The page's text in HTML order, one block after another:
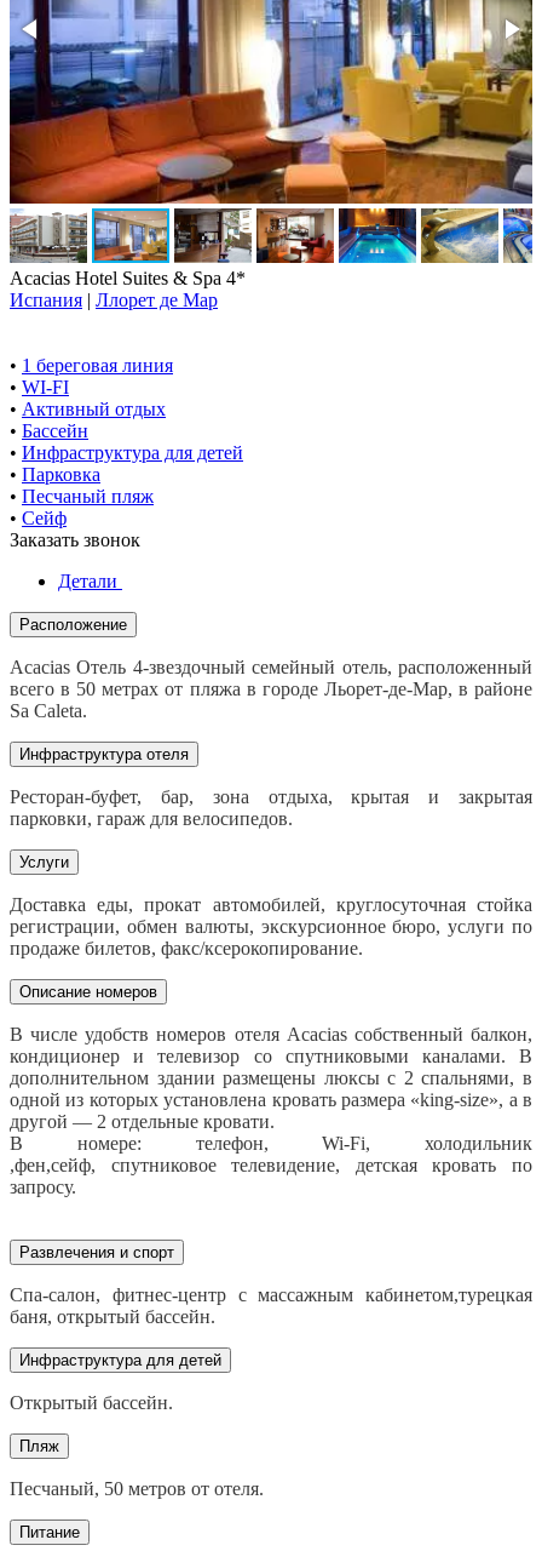
Acacias Hotel Suites & Spa 4*
Испания | Ллорет де Мар
• 1 береговая линия
• WI-FI
• Активный отдых
• Бассейн
• Инфраструктура для детей
• Парковка
• Песчаный пляж
• Сейф
Заказать звонок
Детали
Расположение
Acacias Отель 4-звездочный семейный отель, расположенный
всего в 50 метрах от пляжа в городе Льорет-де-Мар, в районе
Sa Caleta.
Инфраструктура отеля
Ресторан-буфет, бар, зона отдыха, крытая и закрытая
парковки, гараж для велосипедов.
Услуги
Доставка еды, прокат автомобилей, круглосуточная стойка
регистрации, обмен валюты, экскурсионное бюро, услуги по
продаже билетов, факс/ксерокопирование.
Описание номеров
В числе удобств номеров отеля Acacias собственный балкон,
кондиционер и телевизор со спутниковыми каналами. В
дополнительном здании размещены люксы с 2 спальнями, в
одной из которых установлена кровать размера «king-size», а в
другой — 2 отдельные кровати.
В номере: телефон, Wi-Fi, холодильник
,фен,сейф, спутниковое телевидение, детская кровать по
запросу.
Развлечения и спорт
Спа-салон, фитнес-центр с массажным кабинетом,турецкая
баня, открытый бассейн.
Инфраструктура для детей
Открытый бассейн.
Пляж
Песчаный, 50 метров от отеля.
Питание